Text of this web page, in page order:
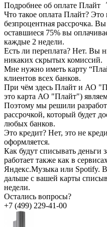
Подробнее об оплате Плайт
Что такое оплата Плайт? Это
безпроцентная рассрочка. Вы
оставшиеся 75% вы
каждые 2 недели.
Есть ли переплата? Нет. Вы
никаких скрытых комиссий.
Мне нужно иметь карту
клиентов всех банков.
При чём здесь Плайт и АО
это карта АО "Плайт")
Поэтому мы решили
рассрочкой, который будет
любых банков.
Это кредит? Нет, это не
оформляется.
Как будут списывать деньги
работает также как в
Яндекс.Музыка или Spotify.
дальше с вашей карты
недели.
Остались вопросы?
+7 (499) 229-41-00